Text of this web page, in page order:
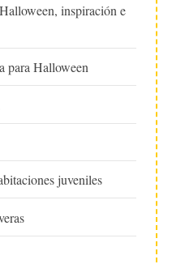
inspiración e
para Halloween
juveniles